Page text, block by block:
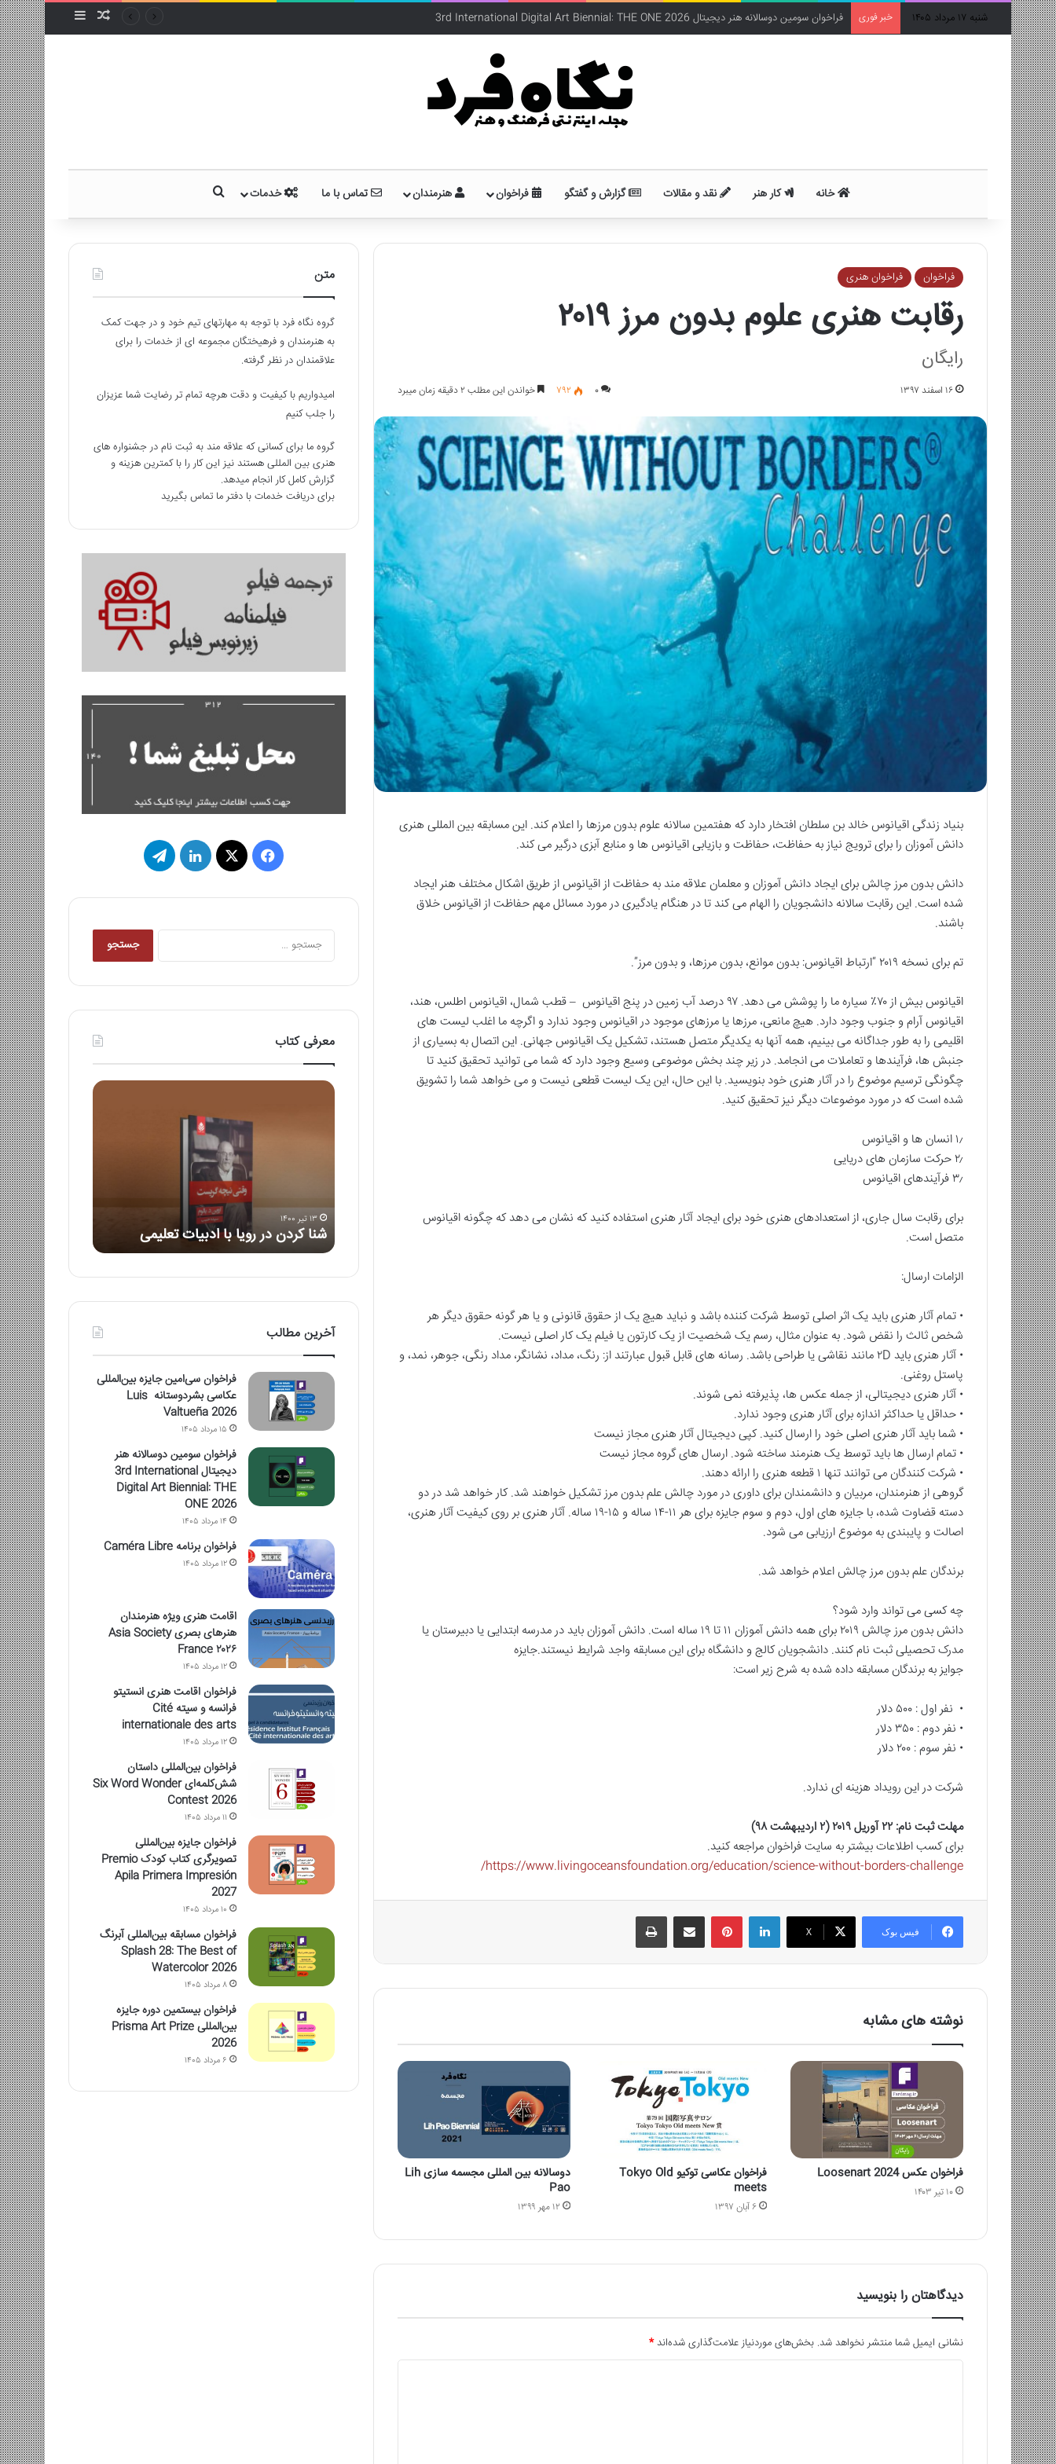
شنبه ۱۷ مرداد ۱۴۰۵ خبر فوری فراخوان برنامه Caméra Libre نوشته تصادفی
سایدبار
خانه کار هنر نقد و مقالات گزارش و گفتگو فراخوان هنرمندان تماس با ما خدمات جستجو برای
فراخوان فراخوان هنری
رقابت هنری علوم بدون مرز ۲۰۱۹
رایگان
۱۶ اسفند ۱۳۹۷ ۰ ۷۹۲ خواندن این مطلب ۲ دقیقه زمان میبرد
بنیاد زندگی اقیانوس خالد بن سلطان افتخار دارد که هفتمین سالانه علوم بدون مرزها را اعلام کند. این مسابقه بین المللی هنری
دانش آموزان را برای ترویج نیاز به حفاظت، حفاظت و بازیابی اقیانوس ها و منابع آبزی درگیر می کند.
دانش بدون مرز چالش برای ایجاد دانش آموزان و معلمان علاقه مند به حفاظت از اقیانوس از طریق اشکال مختلف هنر ایجاد
شده است. این رقابت سالانه دانشجویان را الهام می کند تا در هنگام یادگیری در مورد مسائل مهم حفاظت از اقیانوس خلاق
باشند.
تم برای نسخه ۲۰۱۹ “ارتباط اقیانوس: بدون موانع، بدون مرزها، و بدون مرز”.
اقیانوس بیش از ۷۰٪ سیاره ما را پوشش می دهد. ۹۷ درصد آب زمین در پنج اقیانوس – قطب شمال، اقیانوس اطلس، هند،
اقیانوس آرام و جنوب وجود دارد. هیچ مانعی، مرزها یا مرزهای موجود در اقیانوس وجود ندارد و اگرچه ما اغلب لیست های
اقلیمی را به طور جداگانه می بینیم، همه آنها به یکدیگر متصل هستند، تشکیل یک اقیانوس جهانی. این اتصال به بسیاری از
جنبش ها، فرآیندها و تعاملات می انجامد. در زیر چند بخش موضوعی وسیع وجود دارد که شما می توانید تحقیق کنید تا
چگونگی ترسیم موضوع را در آثار هنری خود بنویسید. با این حال، این یک لیست قطعی نیست و می خواهد شما را تشویق
شده است که در مورد موضوعات دیگر نیز تحقیق کنید.
۱٫ انسان ها و اقیانوس
۲٫ حرکت سازمان های دریایی
۳٫ فرآیندهای اقیانوس
برای رقابت سال جاری، از استعدادهای هنری خود برای ایجاد آثار هنری استفاده کنید که نشان می دهد که چگونه اقیانوس
متصل است.
الزامات ارسال:
• تمام آثار هنری باید یک اثر اصلی توسط شرکت کننده باشد و نباید هیچ یک از حقوق قانونی و یا هر گونه حقوق دیگر هر
شخص ثالث را نقض شود. به عنوان مثال، رسم یک شخصیت از یک کارتون یا فیلم یک کار اصلی نیست.
• آثار هنری باید ۲D مانند نقاشی یا طراحی باشد. رسانه های قابل قبول عبارتند از: رنگ، مداد، نشانگر، مداد رنگی، جوهر، نمد، و
پاستل روغنی.
• آثار هنری دیجیتالی، از جمله عکس ها، پذیرفته نمی شوند.
• حداقل یا حداکثر اندازه برای آثار هنری وجود ندارد.
• شما باید آثار هنری اصلی خود را ارسال کنید. کپی دیجیتال آثار هنری مجاز نیست
• تمام ارسال ها باید توسط یک هنرمند ساخته شود. ارسال های گروه مجاز نیست
• شرکت کنندگان می توانند تنها ۱ قطعه هنری را ارائه دهند.
گروهی از هنرمندان، مربیان و دانشمندان برای داوری در مورد چالش علم بدون مرز تشکیل خواهند شد. کار خواهد شد در دو
دسته قضاوت شده، با جایزه های اول، دوم و سوم جایزه برای هر ۱۱-۱۴ ساله و ۱۵-۱۹ ساله. آثار هنری بر روی کیفیت آثار هنری،
اصالت و پایبندی به موضوع ارزیابی می شود.
برندگان علم بدون مرز چالش اعلام خواهد شد.
چه کسی می تواند وارد شود؟
دانش بدون مرز چالش ۲۰۱۹ برای همه دانش آموزان ۱۱ تا ۱۹ ساله است.
دانش آموزان باید در مدرسه ابتدایی یا دبیرستان یا
مدرک تحصیلی ثبت نام کنند. دانشجویان کالج و دانشگاه برای این مسابقه واجد شرایط نیستند.جایزه
جوایز به برندگان مسابقه داده شده به شرح زیر است:
• نفر اول : ۵۰۰ دلار
• نفر دوم : ۳۵۰ دلار
• نفر سوم : ۲۰۰ دلار
شرکت در این رویداد هزینه ای ندارد.
مهلت ثبت نام: ۲۲ آوریل ۲۰۱۹ (۲ اردیبهشت ۹۸)
برای کسب اطلاعات بیشتر به سایت فراخوان مراجعه کنید.
https://www.livingoceansfoundation.org/education/science-without-borders-challenge/
فیس بوک X
لینکدین ‫پین‌ترستاشتراک گذاری از طریق ایمیل چاپ
نوشته های مشابه
فراخوان عکس Loosenart 2024
۱۰ تیر ۱۴۰۳
فراخوان عکاسی توکیو Tokyo Old
meets
۶ آبان ۱۳۹۷
دوسالانه بین المللی مجسمه سازی Lih
Pao
۱۲ مهر ۱۳۹۹
دیدگاهتان را بنویسید
نشانی ایمیل شما منتشر نخواهد شد. بخش‌های موردنیاز علامت‌گذاری شده‌اند*
متن
گروه نگاه فرد با توجه به مهارتهای تیم خود و در جهت کمک
به هنرمندان و فرهیختگان مجموعه ای از خدمات را برای
علاقمندان در نظر گرفته.
امیدواریم با کیفیت و دقت هرچه تمام تر رضایت شما عزیزان
را جلب کنیم
گروه ما برای کسانی که علاقه مند به ثبت نام در جشنواره های
هنری بین المللی هستند نیز این کار را با کمترین هزینه و
گزارش کامل کار انجام میدهد.
برای دریافت خدمات با دفتر ما تماس بگیرید
فیس
X لینکدینتلگرام
جستجو
معرفی کتاب
۱۴ اردیبهشت ۱۴۰۰
کتاب امواج پست مدرن علیرضا سمیع
آذر
راهنمای
به
راهنمای به آتش کشیدن خانه‌ی
کتاب
۶ بهمن ۱۴۰۰
شنا
۱۳ تیر ۱۴۰۰
شنا کردن در رویا با ادبیات تعلیمی
۴
آخرین مطالب
فراخوان سی‌امین جایزه بین‌المللی
عکاسی بشردوستانه Luis
Valtueña 2026
۱۵ مرداد ۱۴۰۵
فراخوان سومین دوسالانه هنر
دیجیتال 3rd International
Digital Art Biennial: THE
ONE 2026
۱۴ مرداد ۱۴۰۵
فراخوان برنامه Caméra Libre
۱۲ مرداد ۱۴۰۵
اقامت هنری ویژه هنرمندان
هنرهای بصری Asia Society
France ۲۰۲۶
۱۲ مرداد ۱۴۰۵
فراخوان اقامت هنری انستیتو
فرانسه و سیته Cité
internationale des arts
۱۲ مرداد ۱۴۰۵
فراخوان بین‌المللی داستان
شش‌کلمه‌ای Six Word Wonder
Contest 2026
۱۱ مرداد ۱۴۰۵
فراخوان جایزه بین‌المللی
تصویرگری کتاب کودک Premio
Apila Primera Impresión
2027
۱۰ مرداد ۱۴۰۵
فراخوان مسابقه بین‌المللی آبرنگ
Splash 28: The Best of
Watercolor 2026
۸ مرداد ۱۴۰۵
فراخوان بیستمین دوره جایزه
بین‌المللی Prisma Art Prize
2026
۶ مرداد ۱۴۰۵